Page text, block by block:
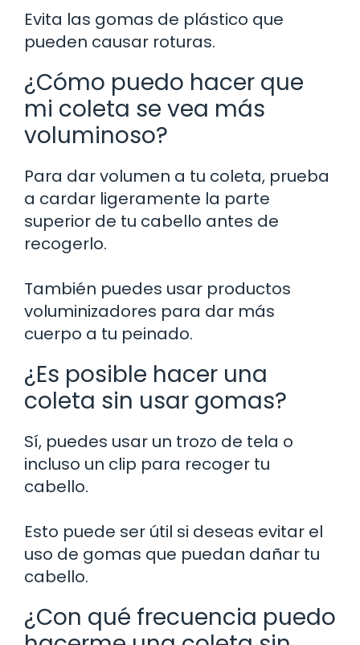
Evita las gomas de plástico que
pueden causar roturas.
¿Cómo puedo hacer que
mi coleta se vea más
voluminoso?
Para dar volumen a tu coleta, prueba
a cardar ligeramente la parte
superior de tu cabello antes de
recogerlo.
También puedes usar productos
voluminizadores para dar más
cuerpo a tu peinado.
¿Es posible hacer una
coleta sin usar gomas?
Sí, puedes usar un trozo de tela o
incluso un clip para recoger tu
cabello.
Esto puede ser útil si deseas evitar el
uso de gomas que puedan dañar tu
cabello.
¿Con qué frecuencia puedo